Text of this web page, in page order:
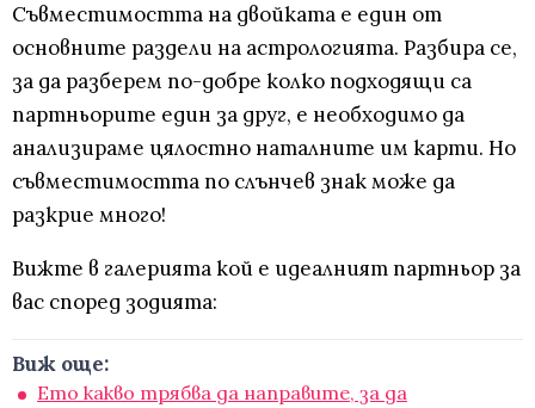
Съвместимостта на двойката е един от
основните раздели на астрологията. Разбира се,
за да разберем по-добре колко подходящи са
партньорите един за друг, е необходимо да
анализираме цялостно наталните им карти. Но
съвместимостта по слънчев знак може да
разкрие много!
Вижте в галерията кой е идеалният партньор за
вас според зодията:
Виж още:
Ето какво трябва да направите, за да